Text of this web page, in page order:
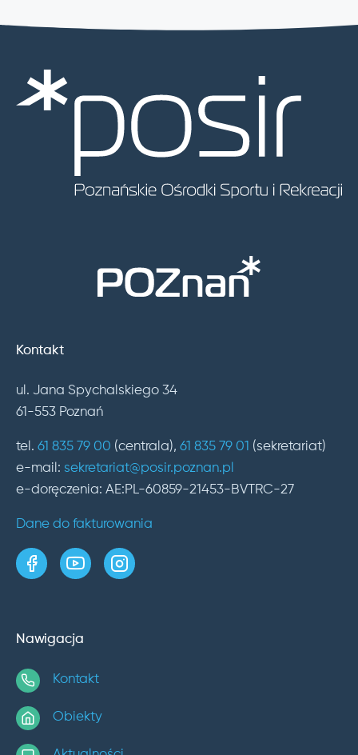
Kontakt
ul. Jana Spychalskiego 34
61-553 Poznań
tel. 61 835 79 00 (centrala), 61 835 79 01 (sekretariat)
e-mail: sekretariat@posir.poznan.pl
e-doręczenia: AE:PL-60859-21453-BVTRC-27
Dane do fakturowania
strona w serwisie Facebook
kanał w serwisie YouTube
profil w serwisie Instagram
Nawigacja
Kontakt
Obiekty